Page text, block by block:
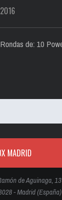
de: 10
MADRID
de Aguinaga, 13
- Madrid (España)